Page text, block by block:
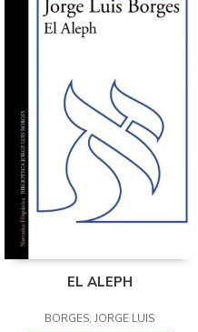
EL ALEPH
BORGES, JORGE LUIS